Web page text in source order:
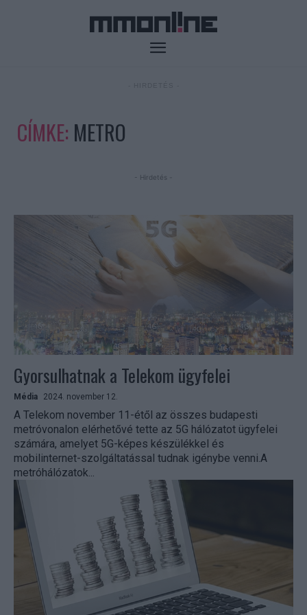
CÍMKE: METRO
- Hirdetés -
Gyorsulhatnak a Telekom ügyfelei
Média 2024. november 12.
A Telekom november 11-étől az összes budapesti
metróvonalon elérhetővé tette az 5G hálózatot ügyfelei
számára, amelyet 5G-képes készülékkel és
mobilinternet-szolgáltatással tudnak igénybe venni.A
metróhálózatok...